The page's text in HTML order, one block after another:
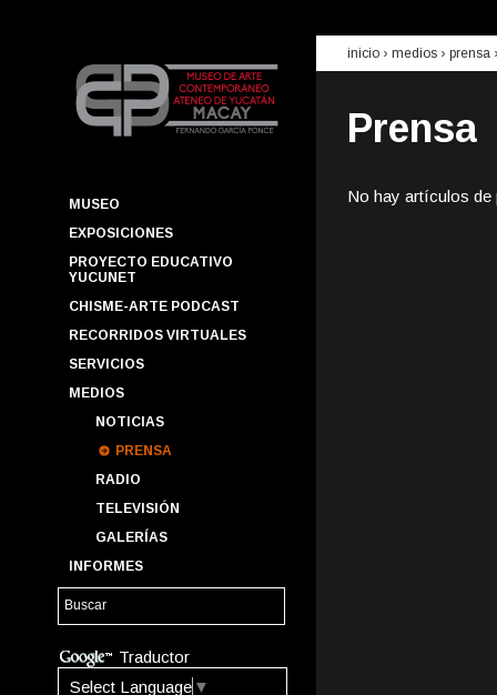
MUSEO
EXPOSICIONES
PROYECTO EDUCATIVO
YUCUNET
CHISME-ARTE PODCAST
RECORRIDOS VIRTUALES
SERVICIOS
MEDIOS
NOTICIAS
PRENSA
RADIO
TELEVISIÓN
GALERÍAS
INFORMES
Traductor
Select Language ▼
inicio › medios › prensa
Prensa
No hay artículos de